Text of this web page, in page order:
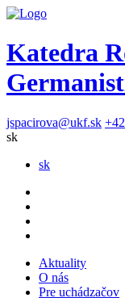
Katedra
jspacirova@ukf.sk
sk
sk
Aktuality
O nás
Pre uchádzačov